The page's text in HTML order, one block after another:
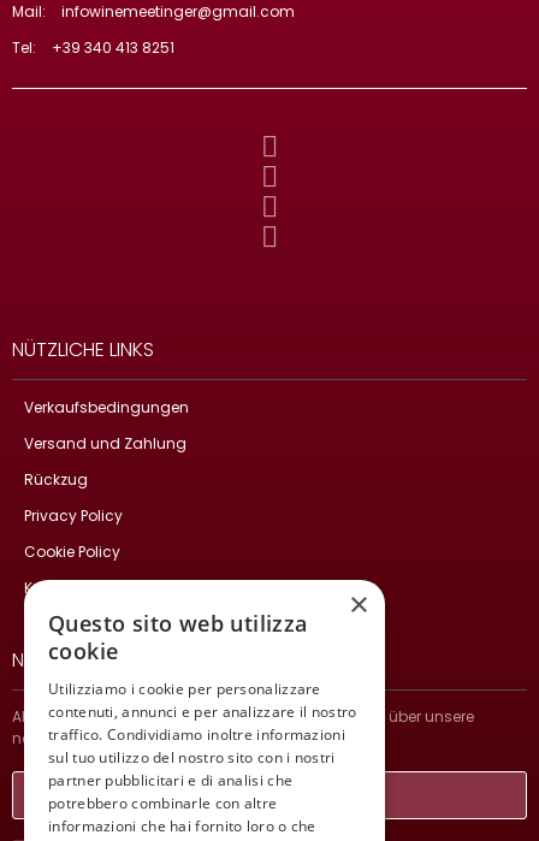
Mail:
infowinemeetinger@gmail.com
Tel:
+39 340 413 8251
NÜTZLICHE LINKS
Verkaufsbedingungen
Versand und Zahlung
Rückzug
Privacy Policy
Cookie Policy
Kontakte
NEWSLETTER
Abonnieren Sie und bleiben Sie auf dem Laufenden über unsere
neuesten Nachrichten.
×
Questo sito web utilizza
cookie
Utilizziamo i cookie per personalizzare
contenuti, annunci e per analizzare il nostro
traffico. Condividiamo inoltre informazioni
sul tuo utilizzo del nostro sito con i nostri
partner pubblicitari e di analisi che
potrebbero combinarle con altre
informazioni che hai fornito loro o che